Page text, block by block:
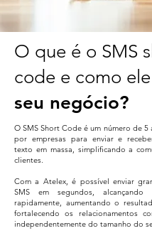
O que é o SMS
code e como ele
seu negócio?
O SMS Short Code é um número de
por empresas para enviar e
texto em massa, simplificando a
clientes.
Com a Atelex, é possível enviar
SMS em segundos, alcançando
rapidamente, aumentando o
fortalecendo os relacionamentos
independentemente do tamanho do